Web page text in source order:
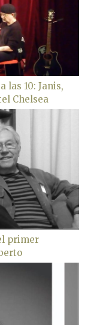
las 10: Janis,
Chelsea
primer